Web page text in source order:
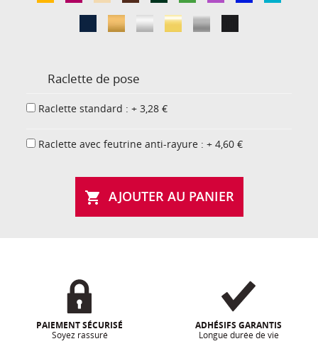
Raclette de pose
Raclette standard : + 3,28 €
Raclette avec feutrine anti-rayure : + 4,60 €
 AJOUTER AU PANIER
PAIEMENT SÉCURISÉ
Soyez rassuré
ADHÉSIFS GARANTIS
Longue durée de vie